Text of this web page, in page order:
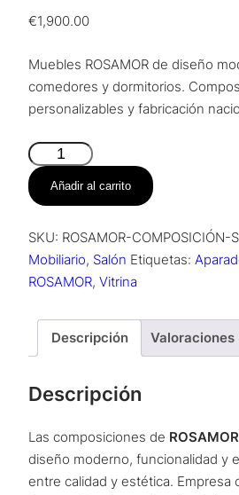
€1,900.00
Muebles ROSAMOR de diseño
comedores y dormitorios.
personalizables y fabricación
Composición
Salón
–
cantidad
Añadir al carrito
SKU: ROSAMOR-COMPOSICIÓN-
Mobiliario, Salón Etiquetas:
ROSAMOR, Vitrina
Descripción Valoraciones
Descripción
Las composiciones de ROSAMOR
diseño moderno, funcionalidad y
entre calidad y estética. Empresa